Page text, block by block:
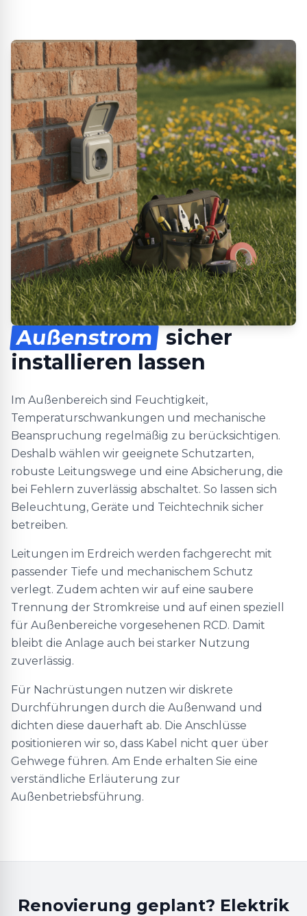
Außenstrom sicher
installieren lassen
Im Außenbereich sind Feuchtigkeit,
Temperaturschwankungen und mechanische
Beanspruchung regelmäßig zu berücksichtigen.
Deshalb wählen wir geeignete Schutzarten,
robuste Leitungswege und eine Absicherung, die
bei Fehlern zuverlässig abschaltet. So lassen sich
Beleuchtung, Geräte und Teichtechnik sicher
betreiben.
Leitungen im Erdreich werden fachgerecht mit
passender Tiefe und mechanischem Schutz
verlegt. Zudem achten wir auf eine saubere
Trennung der Stromkreise und auf einen speziell
für Außenbereiche vorgesehenen RCD. Damit
bleibt die Anlage auch bei starker Nutzung
zuverlässig.
Für Nachrüstungen nutzen wir diskrete
Durchführungen durch die Außenwand und
dichten diese dauerhaft ab. Die Anschlüsse
positionieren wir so, dass Kabel nicht quer über
Gehwege führen. Am Ende erhalten Sie eine
verständliche Erläuterung zur
Außenbetriebsführung.
Renovierung geplant? Elektrik